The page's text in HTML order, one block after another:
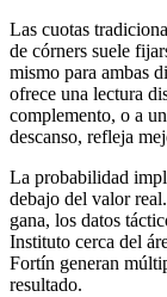
Las cuotas
de córners suele
mismo para ambas
ofrece una lectura
complemento, o a
descanso, refleja
La probabilidad
debajo del valor
gana, los datos
Instituto cerca del
Fortín generan
resultado.